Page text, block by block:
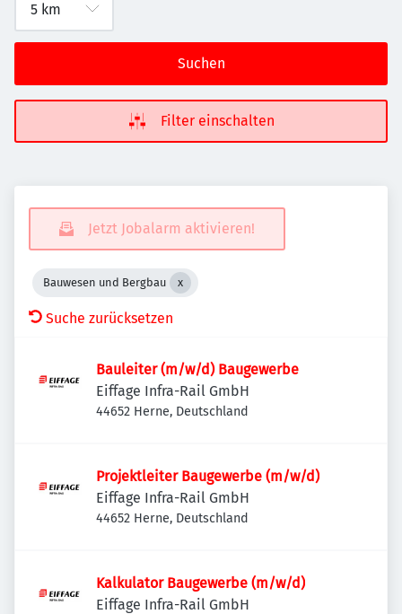
Suchen
Filter einschalten
Jetzt Jobalarm aktivieren!
Bauwesen und Bergbau
Suche zurücksetzen
Bauleiter (m/w/d) Baugewerbe
Eiffage Infra-Rail GmbH
44652 Herne, Deutschland
Projektleiter Baugewerbe (m/w/d)
Eiffage Infra-Rail GmbH
44652 Herne, Deutschland
Kalkulator Baugewerbe (m/w/d)
Eiffage Infra-Rail GmbH